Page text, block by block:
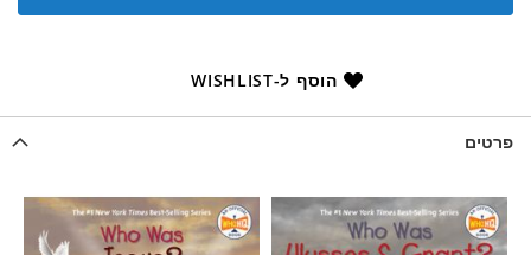
הוסף ל-WISHLIST
פרטים